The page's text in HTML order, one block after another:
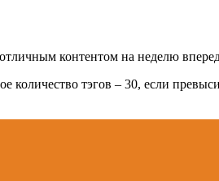
контентом на неделю
тэгов – 30, если